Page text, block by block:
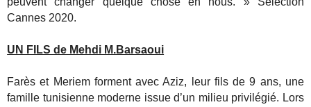
Cannes 2020.
UN FILS de Mehdi M.Barsaoui
Farès et Meriem forment avec Aziz, leur fils de 9 ans, une
famille tunisienne moderne issue d’un milieu privilégié. Lors